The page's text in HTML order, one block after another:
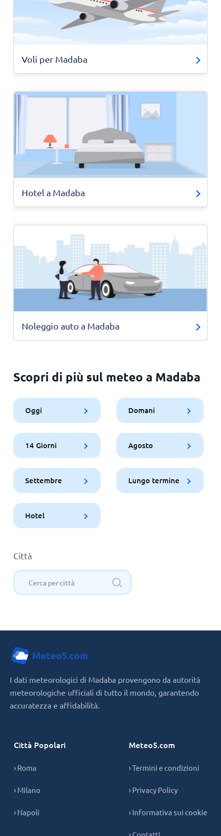
Voli per Madaba
Hotel a Madaba
Noleggio auto a Madaba
Scopri di più sul meteo a Madaba
Oggi Domani
14 Giorni Agosto
Settembre Lungo termine
Hotel
Città
I dati meteorologici di Madaba provengono da autorità
meteorologiche ufficiali di tutto il mondo, garantendo
accuratezza e affidabilità.
Città Popolari
› Roma
› Milano
› Napoli
Meteo5.com
› Termini e condizioni
› Privacy Policy
› Informativa sui cookie